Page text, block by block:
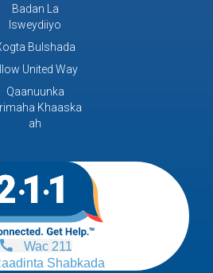
Badan La
Isweydiiyo
Bulshada
United Way
Qaanuunka
Khaaska
ah
Wac 211
Shabkada